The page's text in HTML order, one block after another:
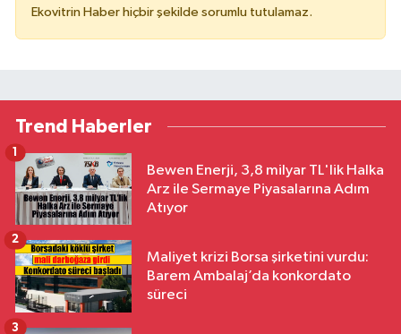
Ekovitrin Haber hiçbir şekilde sorumlu tutulamaz.
Trend Haberler
Bewen Enerji, 3,8 milyar TL'lik Halka
Arz ile Sermaye Piyasalarına Adım
Atıyor
1
Maliyet krizi Borsa şirketini vurdu:
Barem Ambalaj’da konkordato
süreci
2
3